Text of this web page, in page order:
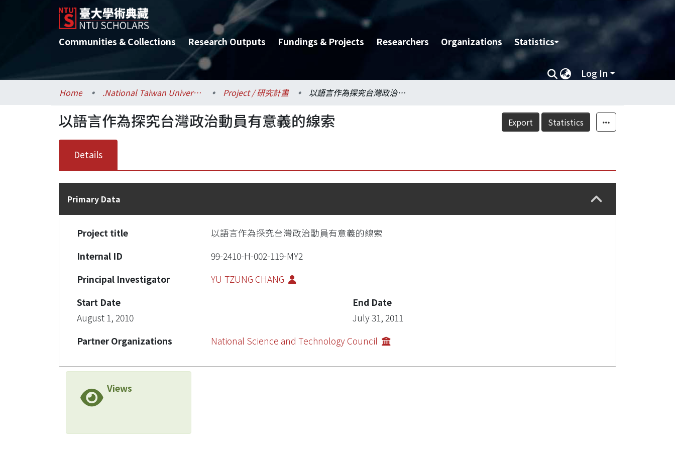
Communities & Collections Research Outputs Fundings & Projects Researchers Organizations Statistics
Log In
Home .National Taiwan University / 國立臺灣大學 Project / 研究計畫 以語言作為探究台灣政治動員有意義的線索
Export Statistics
以語言作為探究台灣政治動員有意義的線索
Details
Primary Data
Project title
以語言作為探究台灣政治動員有意義的線索
Internal ID
99-2410-H-002-119-MY2
Principal Investigator
YU-TZUNG CHANG
Start Date
August 1, 2010
End Date
July 31, 2011
Partner Organizations
National Science and Technology Council
Views